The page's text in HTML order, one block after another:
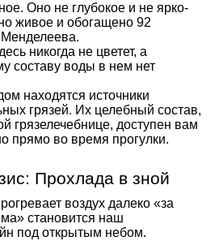
Оно не глубокое и не ярко-
живое и обогащено 92
никогда не цветет, а
составу воды в нем нет
находятся источники
грязей. Их целебный состав,
грязелечебнице, доступен вам
прямо во время прогулки.
Прохлада в зной
воздух далеко «за
становится наш
под открытым небом.